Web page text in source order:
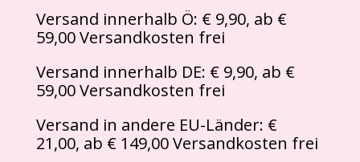
Versand innerhalb Ö: € 9,90, ab €
59,00 Versandkosten frei
Versand innerhalb DE: € 9,90, ab €
59,00 Versandkosten frei
Versand in andere EU-Länder: €
21,00, ab € 149,00 Versandkosten frei